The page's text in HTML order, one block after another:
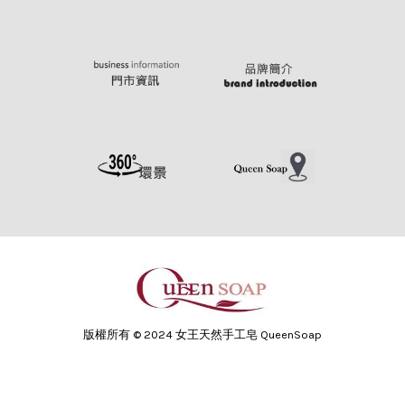
版權所有 © 2024 女王天然手工皂 QueenSoap